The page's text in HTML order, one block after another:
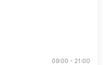
09:00 - 21:00